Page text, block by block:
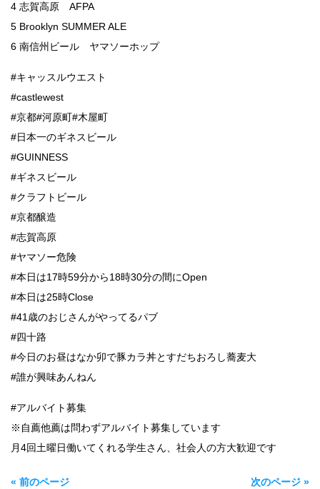
4 志賀高原 AFPA
5 Brooklyn SUMMER ALE
6 南信州ビール ヤマソーホップ
#キャッスルウエスト
#castlewest
#京都#河原町#木屋町
#日本一のギネスビール
#GUINNESS
#ギネスビール
#クラフトビール
#京都醸造
#志賀高原
#ヤマソー危険
#本日は17時59分から18時30分の間にOpen
#本日は25時Close
#41歳のおじさんがやってるパブ
#四十路
#今日のお昼はなか卯で豚カラ丼とすだちおろし蕎麦大
#誰が興味あんねん
#アルバイト募集
※自薦他薦は問わずアルバイト募集しています
月4回土曜日働いてくれる学生さん、社会人の方大歓迎です
« 前のページ 次のページ »